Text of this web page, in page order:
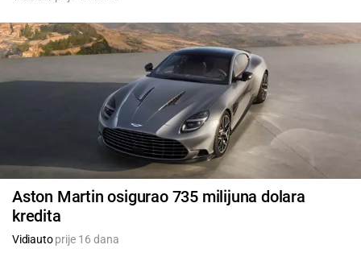
Aston Martin osigurao 735 milijuna dolara
kredita
Vidiautoprije 16 dana